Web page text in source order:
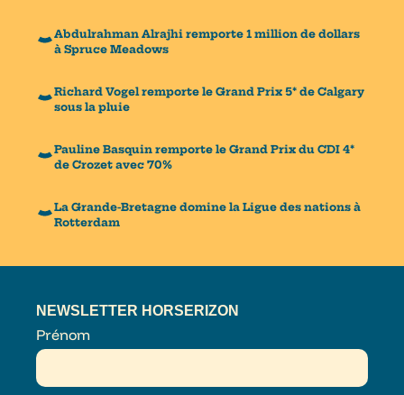
Abdulrahman Alrajhi remporte 1 million de dollars
à Spruce Meadows
Richard Vogel remporte le Grand Prix 5* de Calgary
sous la pluie
Pauline Basquin remporte le Grand Prix du CDI 4*
de Crozet avec 70%
La Grande-Bretagne domine la Ligue des nations à
Rotterdam
NEWSLETTER HORSERIZON
Prénom